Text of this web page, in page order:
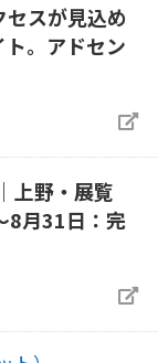
セスが見込め
。アドセン
上野・展覧
8月31日：完